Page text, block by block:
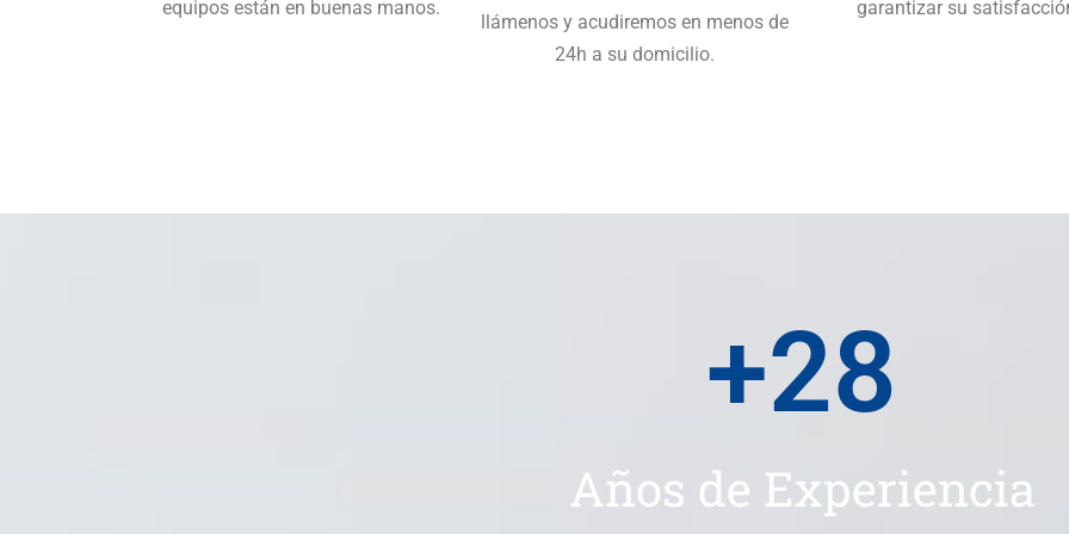
equipos están en buenas manos.
llámenos y acudiremos en menos de
24h a su domicilio.
garantizar su
Años de Experiencia
+28